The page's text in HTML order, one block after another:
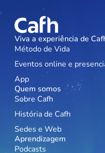
Viva a experiência de
Método de Vida
Eventos online e
App
Quem somos
Sobre Cafh
História de Cafh
Sedes e Web
Aprendizagem
Podcasts